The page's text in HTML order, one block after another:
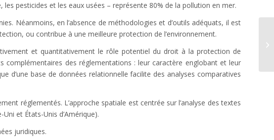
pesticides et les eaux usées – représente 80% de la pollution en mer.
Néanmoins, en l’absence de méthodologies et d’outils adéquats, il est
ou contribue à une meilleure protection de l’environnement.
et quantitativement le rôle potentiel du droit à la protection de
complémentaires des réglementations : leur caractère englobant et leur
d’une base de données relationnelle facilite des analyses comparatives
réglementés. L’approche spatiale est centrée sur l’analyse des textes
et États-Unis d’Amérique).
juridiques.